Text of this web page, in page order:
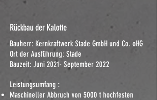
Rückbau der Kalotte
Bauherr: Kernkraftwerk Stade GmbH und Co. oHG
Ort der Ausführung: Stade
Bauzeit: Juni 2021- September 2022
Leistungsumfang :
Maschineller Abbruch von 5000 t hochfesten